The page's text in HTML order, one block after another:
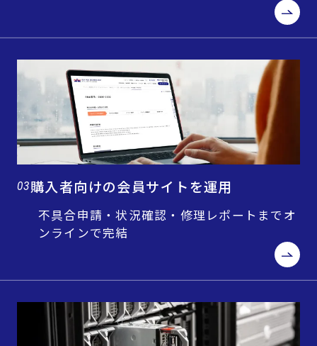
03購入者向けの会員サイトを運用
不具合申請・状況確認・修理レポートまでオ
ンラインで完結